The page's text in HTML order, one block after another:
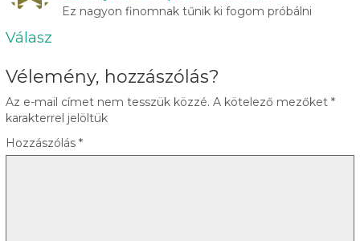
Ez nagyon finomnak tűnik ki fogom próbálni
Válasz
Vélemény, hozzászólás?
Az e-mail címet nem tesszük közzé. A kötelező mezőket *
karakterrel jelöltük
Hozzászólás *